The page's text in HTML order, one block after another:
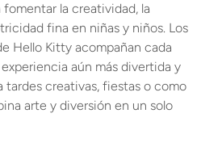
fomentar la creatividad, la
fina en niñas y niños. Los
Hello Kitty acompañan cada
aún más divertida y
tardes creativas, fiestas o como
arte y diversión en un solo